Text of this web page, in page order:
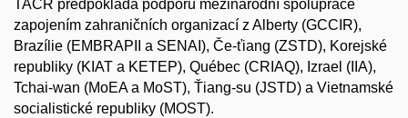
TAČR předpokládá podporu mezinárodní spolupráce
zapojením zahraničních organizací z Alberty (GCCIR),
Brazílie (EMBRAPII a SENAI), Če-ťiang (ZSTD), Korejské
republiky (KIAT a KETEP), Québec (CRIAQ), Izrael (IIA),
Tchai-wan (MoEA a MoST), Ťiang-su (JSTD) a Vietnamské
socialistické republiky (MOST).